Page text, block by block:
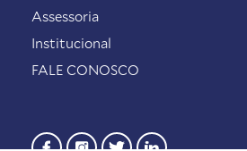
Assessoria
Institucional
FALE CONOSCO